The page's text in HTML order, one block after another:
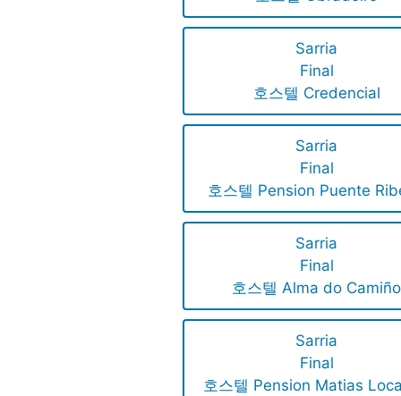
Sarria
Final
호스텔 Credencial
Sarria
Final
호스텔 Pension Puente
Sarria
Final
호스텔 Alma do Camiño
Sarria
Final
호스텔 Pension Matias